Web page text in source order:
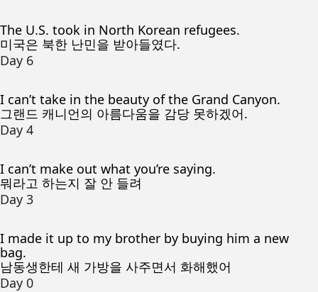
The U.S. took in North Korean refugees.
미국은 북한 난민을 받아들였다.
Day 6
I can’t take in the beauty of the Grand Canyon.
그랜드 캐니언의 아름다움을 감당 못하겠어.
Day 4
I can’t make out what you’re saying.
뭐라고 하는지 잘 안 들려
Day 3
I made it up to my brother by buying him a new
bag.
남동생한테 새 가방을 사주면서 화해했어
Day 0